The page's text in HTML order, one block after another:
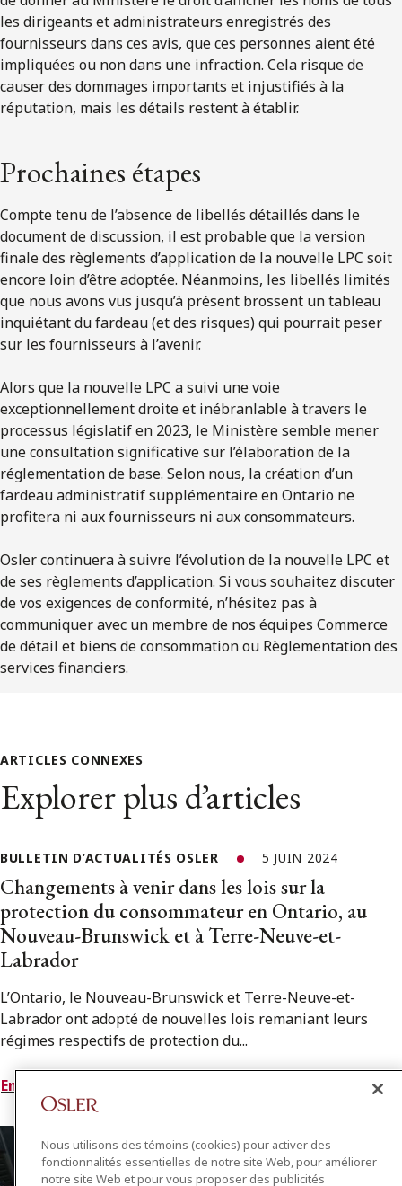
les dirigeants et administrateurs enregistrés des
fournisseurs dans ces avis, que ces personnes aient été
impliquées ou non dans une infraction. Cela risque de
causer des dommages importants et injustifiés à la
réputation, mais les détails restent à établir.
Prochaines étapes
Compte tenu de l’absence de libellés détaillés dans le
document de discussion, il est probable que la version
finale des règlements d’application de la nouvelle LPC soit
encore loin d’être adoptée. Néanmoins, les libellés limités
que nous avons vus jusqu’à présent brossent un tableau
inquiétant du fardeau (et des risques) qui pourrait peser
sur les fournisseurs à l’avenir.
Alors que la nouvelle LPC a suivi une voie
exceptionnellement droite et inébranlable à travers le
processus législatif en 2023, le Ministère semble mener
une consultation significative sur l’élaboration de la
réglementation de base. Selon nous, la création d’un
fardeau administratif supplémentaire en Ontario ne
profitera ni aux fournisseurs ni aux consommateurs.
Osler continuera à suivre l’évolution de la nouvelle LPC et
de ses règlements d’application. Si vous souhaitez discuter
de vos exigences de conformité, n’hésitez pas à
communiquer avec un membre de nos équipes Commerce
de détail et biens de consommation ou Règlementation des
services financiers.
ARTICLES CONNEXES
Explorer plus d’articles
BULLETIN D’ACTUALITÉS OSLER 5 JUIN 2024
Changements à venir dans les lois sur la
protection du consommateur en Ontario, au
Nouveau-Brunswick et à Terre-Neuve-et-
Labrador
L’Ontario, le Nouveau-Brunswick et Terre-Neuve-et-
Labrador ont adopté de nouvelles lois remaniant leurs
régimes respectifs de protection du...
En savoir plus
Nous utilisons des témoins (cookies) pour activer des
fonctionnalités essentielles de notre site Web, pour améliorer
notre site Web et pour vous proposer des publicités